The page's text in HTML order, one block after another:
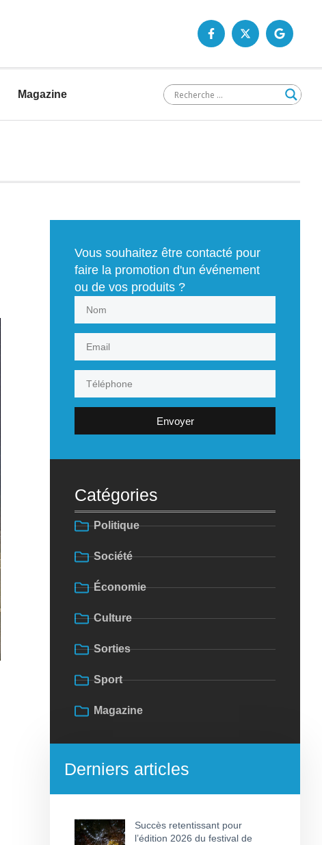
Magazine
Vous souhaitez être contacté pour
faire la promotion d'un événement
ou de vos produits ?
Envoyer
Catégories
Politique
Société
Économie
Culture
Sorties
Sport
Magazine
Derniers articles
Succès retentissant pour
l’édition 2026 du festival de